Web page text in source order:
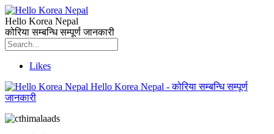
Hello Korea Nepal
कोरिया सम्बन्धि सम्पूर्ण जानकारी
Likes
Hello Korea Nepal - कोरिया सम्बन्धि सम्पूर्ण
जानकारी